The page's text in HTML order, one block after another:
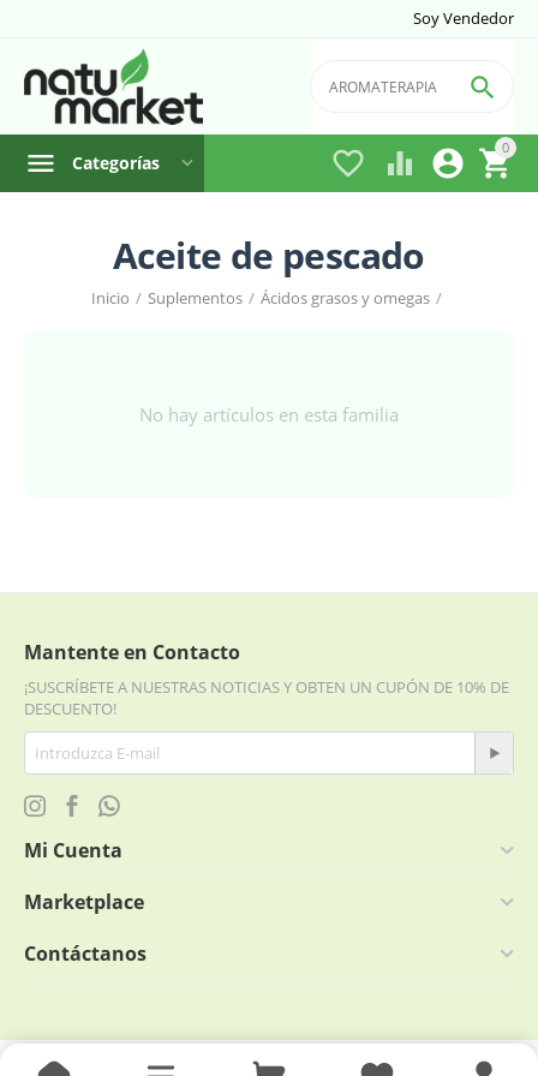
Soy Vendedor
0


 

Categorías
Aceite de pescado
Inicio / Suplementos / Ácidos grasos y omegas /
No hay artículos en esta familia
Mantente en Contacto
¡SUSCRÍBETE A NUESTRAS NOTICIAS Y OBTEN UN CUPÓN DE 10% DE
DESCUENTO!
Mi Cuenta
Marketplace
Contáctanos